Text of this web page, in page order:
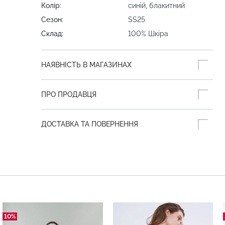
Колір:
синій, блакитний
Сезон:
SS25
Склад:
100% Шкіра
НАЯВНІСТЬ В МАГАЗИНАХ
ПРО ПРОДАВЦЯ
ДОСТАВКА ТА ПОВЕРНЕННЯ
10%